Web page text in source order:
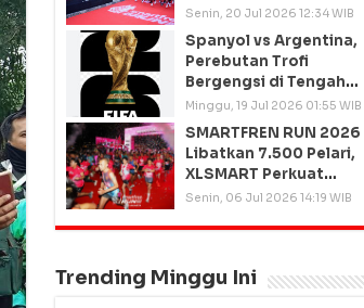
Senin, 20 Jul 2026 12:34 WIB
Spanyol vs Argentina,
Perebutan Trofi
Bergengsi di Tengah
Semangat Persatuan
Minggu, 19 Jul 2026 01:55 WIB
SMARTFREN RUN 2026
Libatkan 7.500 Pelari,
XLSMART Perkuat
Kedekatan dengan
Senin, 06 Jul 2026 14:19 WIB
Trending Minggu Ini